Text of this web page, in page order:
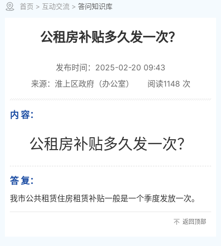
首页 > 互动交流 > 答问知识库
公租房补贴多久发一次？
发布时间：2025-02-20 09:43
来源：淮上区政府（办公室）
阅读1148 次
内 容：
公租房补贴多久发一次？
答 复：
我市公共租赁住房租赁补贴一般是一个季度发放一次。
返回顶部